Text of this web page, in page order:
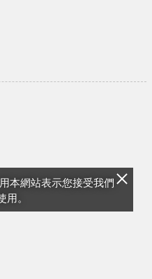
本網站表示您接受我們
用。